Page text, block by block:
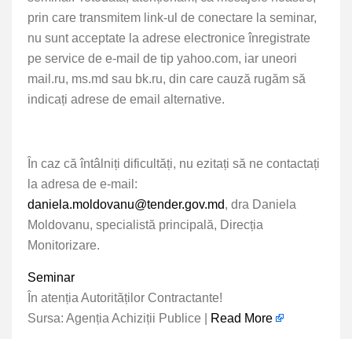
prin care transmitem link-ul de conectare la seminar,
nu sunt acceptate la adrese electronice înregistrate
pe service de e-mail de tip yahoo.com, iar uneori
mail.ru, ms.md sau bk.ru, din care cauză rugăm să
indicați adrese de email alternative.
În caz că întâlniți dificultăți, nu ezitați să ne contactați
la adresa de e-mail:
daniela.moldovanu@tender.gov.md, dra Daniela
Moldovanu, specialistă principală, Direcția
Monitorizare.
Seminar
În atenția Autorităților Contractante!
Sursa: Agenția Achiziții Publice |
Read More